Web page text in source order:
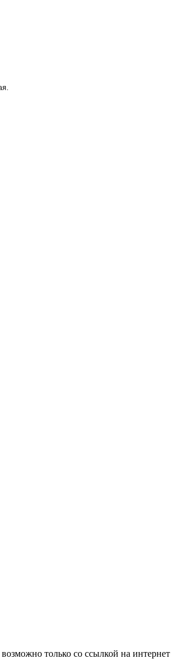
только со ссылкой на интернет